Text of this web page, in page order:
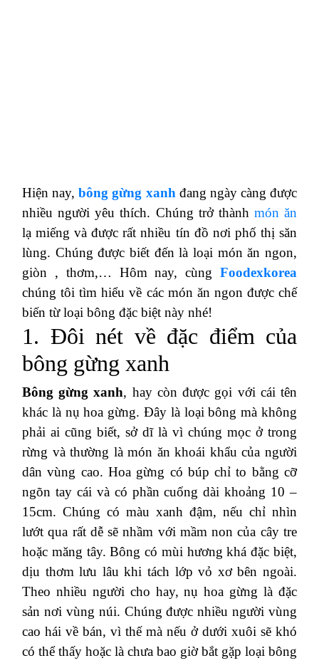
Hiện nay,bông gừng xanh đang ngày càng được
nhiều người yêu thích. Chúng trở thành món ăn
lạ miếng và được rất nhiều tín đồ nơi phố thị săn
lùng. Chúng được biết đến là loại món ăn ngon,
giòn , thơm,… Hôm nay, cùng Foodexkorea
chúng tôi tìm hiểu về các món ăn ngon được chế
biến từ loại bông đặc biệt này nhé!
1. Đôi nét về đặc điểm của
bông gừng xanh
Bông gừng xanh, hay còn được gọi với cái tên
khác là nụ hoa gừng. Đây là loại bông mà không
phải ai cũng biết, sở dĩ là vì chúng mọc ở trong
rừng và thường là món ăn khoái khẩu của người
dân vùng cao. Hoa gừng có búp chỉ to bằng cỡ
ngõn tay cái và có phần cuống dài khoảng 10 –
15cm. Chúng có màu xanh đậm, nếu chỉ nhìn
lướt qua rất dễ sẽ nhầm với mầm non của cây tre
hoặc măng tây. Bông có mùi hương khá đặc biệt,
dịu thơm lưu lâu khi tách lớp vỏ xơ bên ngoài.
Theo nhiều người cho hay, nụ hoa gừng là đặc
sản nơi vùng núi. Chúng được nhiều người vùng
cao hái về bán, vì thế mà nếu ở dưới xuôi sẽ khó
có thể thấy hoặc là chưa bao giờ bắt gặp loại bông